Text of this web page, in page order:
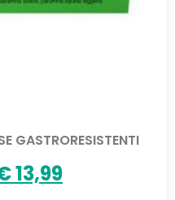
GASTRORESISTENTI
13,99